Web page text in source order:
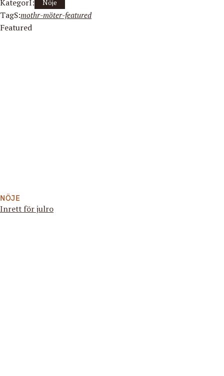
KategorI: Nöje
TagS:mothr-möter-featured
Featured
NÖJE
Inrett för julro